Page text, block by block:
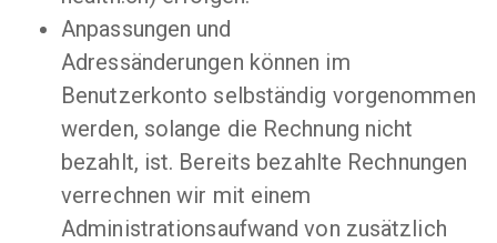
Anpassungen und
Adressänderungen können im
Benutzerkonto selbständig vorgenommen
werden, solange die Rechnung nicht
bezahlt, ist. Bereits bezahlte Rechnungen
verrechnen wir mit einem
Administrationsaufwand von zusätzlich